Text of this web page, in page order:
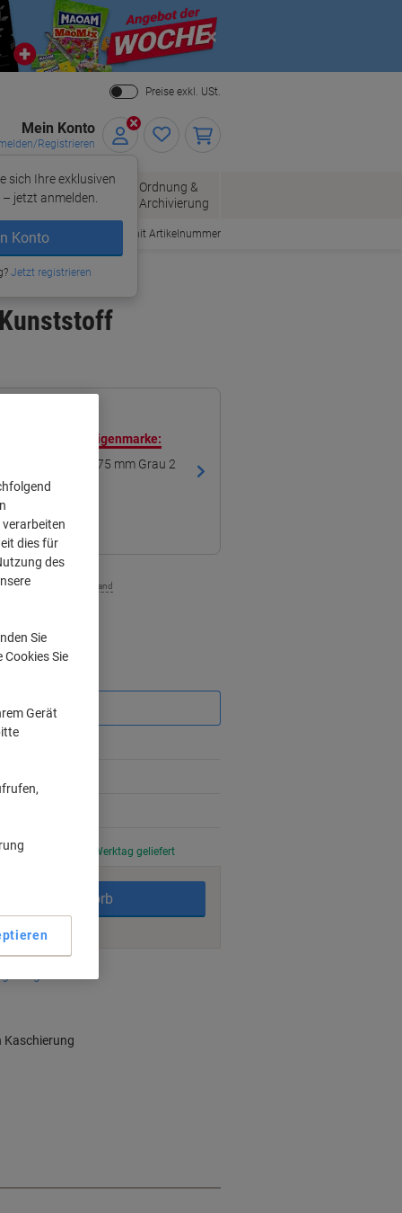
Close
Preise exkl. USt.
Mein Konto
Registrieren
sich Ihre exklusiven
jetzt anmelden.
Konto
Jetzt registrieren
Bürobedarf
Ordnung &
Archivierung
Bestellen mit Artikelnummer
mit unserer Eigenmarke:
Breit DIN A4 75 mm Grau 2
Hochformat
zzgl. Versand
am nächsten Werktag geliefert
In den Warenkorb
dies für
des
Sie
Sie
Gerät